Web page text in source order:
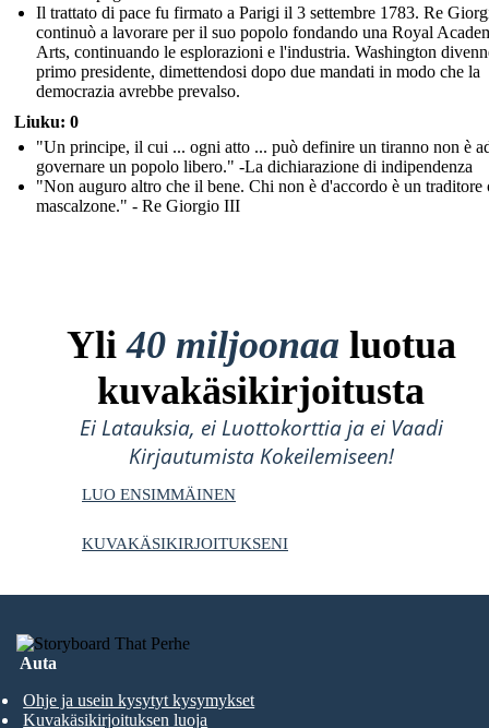
Il trattato di pace fu firmato a Parigi il 3 settembre 1783. Re
continuò a lavorare per il suo popolo fondando una Royal
Arts, continuando le esplorazioni e l'industria. Washington
primo presidente, dimettendosi dopo due mandati in modo che la
democrazia avrebbe prevalso.
Liuku: 0
"Un principe, il cui ... ogni atto ... può definire un tiranno non è
governare un popolo libero." -La dichiarazione di indipendenza
"Non auguro altro che il bene. Chi non è d'accordo è un traditore
mascalzone." - Re Giorgio III
Yli40 miljoonaa luotua
kuvakäsikirjoitusta
Ei Latauksia, ei Luottokorttia ja ei Vaadi
Kirjautumista Kokeilemiseen!
LUO ENSIMMÄINEN
KUVAKÄSIKIRJOITUKSENI
Auta
Ohje ja usein kysytyt kysymykset
Kuvakäsikirjoituksen luoja